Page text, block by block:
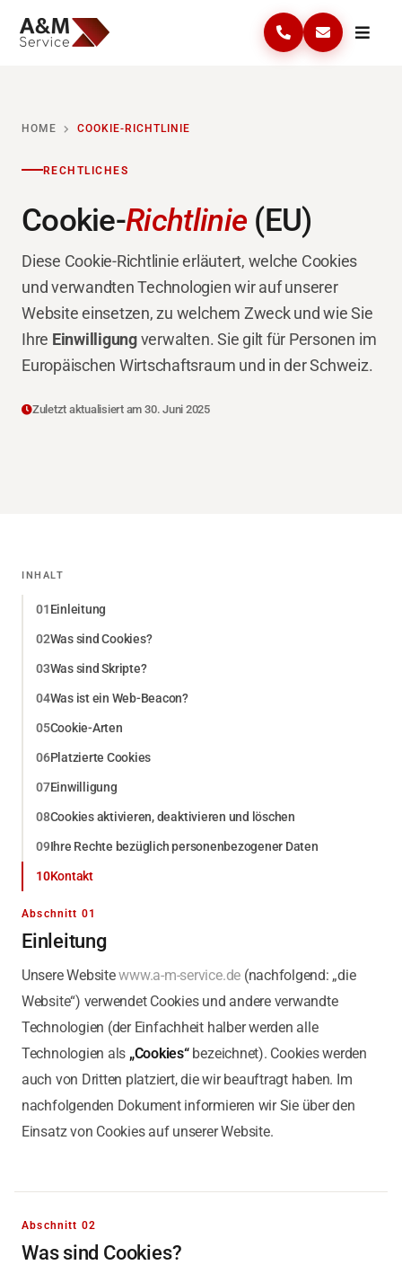
Toggle
Aktuelles & Aktionen
Unternehmen
Vorlagen & Infos
AnrufenKontakt
HOME COOKIE-RICHTLINIE
RECHTLICHES
Cookie-Richtlinie (EU)
Diese Cookie-Richtlinie erläutert, welche Cookies
und verwandten Technologien wir auf unserer
Website einsetzen, zu welchem Zweck und wie Sie
Ihre Einwilligungverwalten. Sie gilt für Personen im
Europäischen Wirtschaftsraum und in der Schweiz.
Zuletzt aktualisiert am 30. Juni 2025
INHALT
Einleitung
Was sind Cookies?
Was sind Skripte?
Was ist ein Web-Beacon?
Cookie-Arten
Platzierte Cookies
Einwilligung
Cookies aktivieren, deaktivieren und löschen
Ihre Rechte bezüglich personenbezogener Daten
Kontakt
Abschnitt 01
Einleitung
Unsere Websitewww.a-m-service.de (nachfolgend: „die
Website“) verwendet Cookies und andere verwandte
Technologien (der Einfachheit halber werden alle
Technologien als „Cookies“bezeichnet). Cookies werden
auch von Dritten platziert, die wir beauftragt haben. Im
nachfolgenden Dokument informieren wir Sie über den
Einsatz von Cookies auf unserer Website.
Abschnitt 02
Was sind Cookies?